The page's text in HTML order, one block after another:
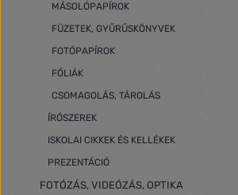
MÁSOLÓPAPÍROK
FÜZETEK, GYŰRŰSKÖNYVEK
FOTÓPAPÍROK
FÓLIÁK
CSOMAGOLÁS, TÁROLÁS
ÍRÓSZEREK
ISKOLAI CIKKEK ÉS KELLÉKEK
PREZENTÁCIÓ
FOTÓZÁS, VIDEÓZÁS, OPTIKA